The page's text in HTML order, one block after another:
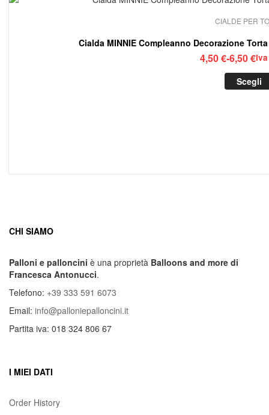
CIALDE PER
Cialda MINNIE Compleanno Decorazione
4,50€-6,50€
di
Scegli
CHI SIAMO
Palloni e palloncini è una proprietà Balloons and more di
Francesca Antonucci.
Telefono: +39 333 591 6073
Email: info@palloniepalloncini.it
Partita iva: 018 324 806 67
I MIEI DATI
Order History